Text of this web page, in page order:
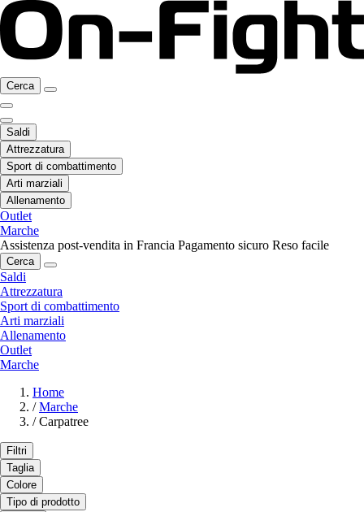
Cerca
Saldi
Attrezzatura
Sport di combattimento
Arti marziali
Allenamento
Outlet
Marche
Assistenza post-vendita in Francia Pagamento sicuro Reso facile
Cerca
Saldi
Attrezzatura
Sport di combattimento
Arti marziali
Allenamento
Outlet
Marche
Home
/ Marche
/ Carpatree
Filtri
Taglia
Colore
Tipo di prodotto